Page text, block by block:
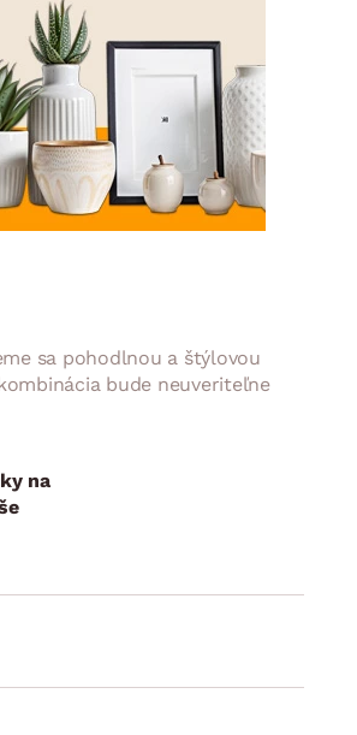
Kuchynské doplnky
Kúpeľňové doplnky
Záhradné doplnky
Zobrazit vše
VIANOCE
sa pohodlnou a štýlovou
bude neuveriteľne
na